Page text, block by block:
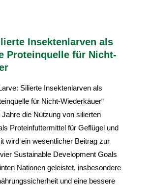
Insektenlarven als
Proteinquelle für Nicht-
Silierte Insektenlarven als
für Nicht-Wiederkäuer“
die Nutzung von silierten
Proteinfuttermittel für Geflügel und
wird ein wesentlicher Beitrag zur
Sustainable Development Goals
Nationen geleistet, insbesondere
und eine bessere